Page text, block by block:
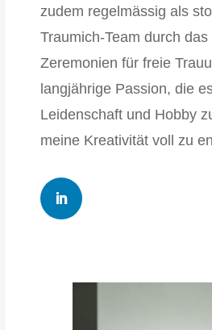
zudem regelmässig als
Traumich-Team durch
Zeremonien für freie
langjährige Passion, die
Leidenschaft und Hobby
meine Kreativität voll zu